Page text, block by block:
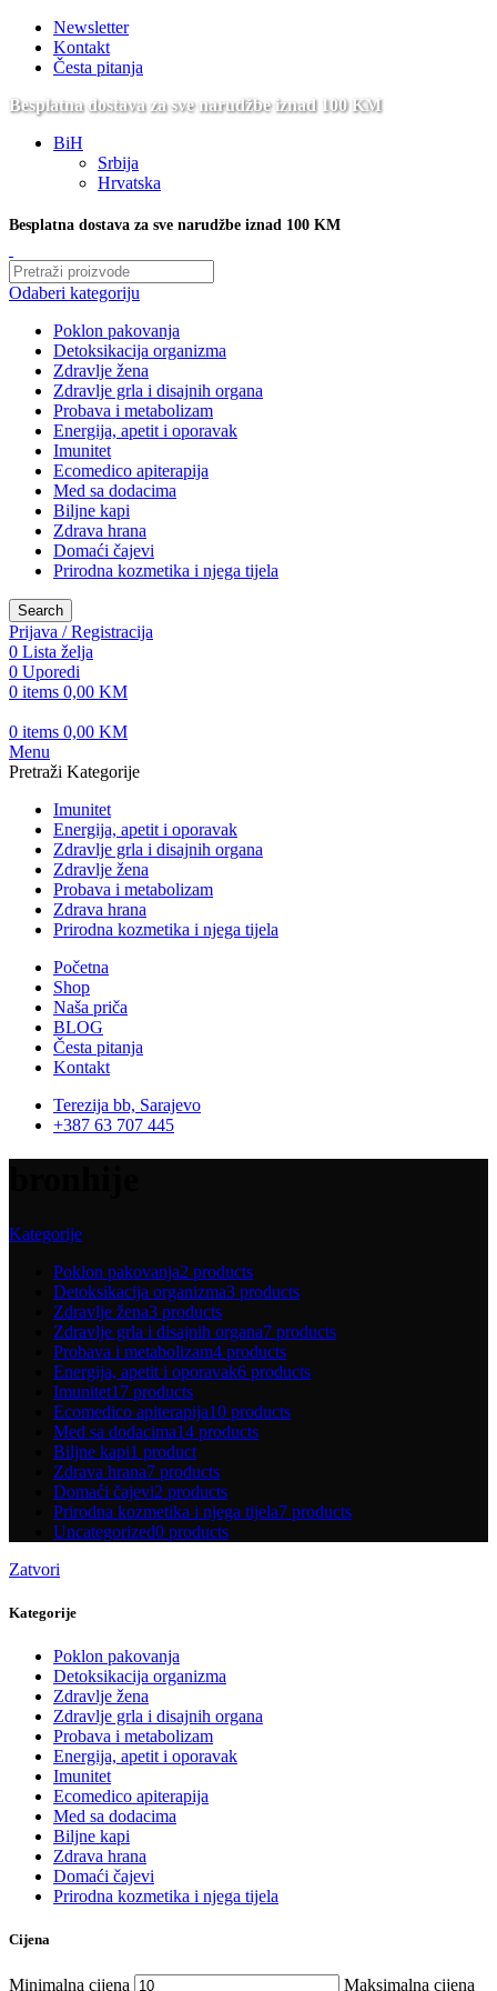
Newsletter
Kontakt
Česta pitanja
Besplatna dostava za sve narudžbe iznad 100 KM
BiH
Srbija
Hrvatska
Besplatna dostava za sve narudžbe iznad 100 KM
Odaberi kategoriju
Poklon pakovanja
Detoksikacija organizma
Zdravlje žena
Zdravlje grla i disajnih organa
Probava i metabolizam
Energija, apetit i oporavak
Imunitet
Ecomedico apiterapija
Med sa dodacima
Biljne kapi
Zdrava hrana
Domaći čajevi
Prirodna kozmetika i njega tijela
Search
Prijava / Registracija
0 Lista želja
0 Uporedi
0 items 0,00 KM
0 items 0,00 KM
Menu
Pretraži Kategorije
Imunitet
Energija, apetit i oporavak
Zdravlje grla i disajnih organa
Zdravlje žena
Probava i metabolizam
Zdrava hrana
Prirodna kozmetika i njega tijela
Početna
Shop
Naša priča
BLOG
Česta pitanja
Kontakt
Terezija bb, Sarajevo
+387 63 707 445
Kategorije
Poklon pakovanja2 products
Detoksikacija organizma3 products
Zdravlje žena3 products
Zdravlje grla i disajnih organa7 products
Probava i metabolizam4 products
Energija, apetit i oporavak6 products
Imunitet17 products
Ecomedico apiterapija10 products
Med sa dodacima14 products
Biljne kapi1 product
Zdrava hrana7 products
Domaći čajevi2 products
Prirodna kozmetika i njega tijela7 products
Uncategorized0 products
Zatvori
Kategorije
Poklon pakovanja
Detoksikacija organizma
Zdravlje žena
Zdravlje grla i disajnih organa
Probava i metabolizam
Energija, apetit i oporavak
Imunitet
Ecomedico apiterapija
Med sa dodacima
Biljne kapi
Zdrava hrana
Domaći čajevi
Prirodna kozmetika i njega tijela
Cijena
Minimalna cijena Maksimalna cijena